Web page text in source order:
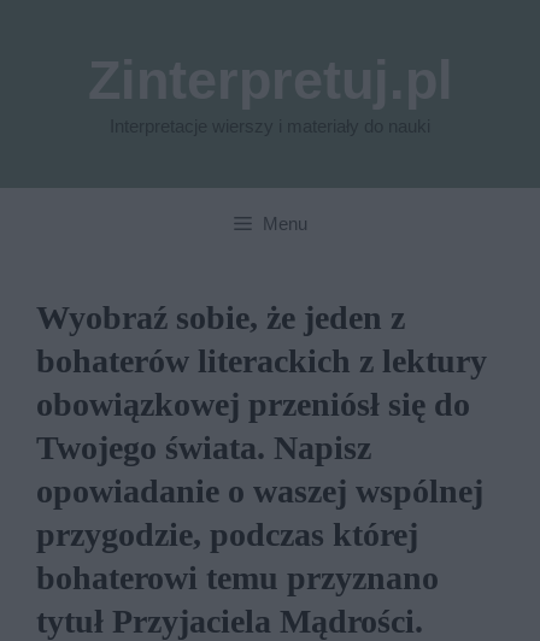
Menu
Wyobraź sobie, że jeden z
bohaterów literackich z lektury
obowiązkowej przeniósł się do
Twojego świata. Napisz
opowiadanie o waszej wspólnej
przygodzie, podczas której
bohaterowi temu przyznano
tytuł Przyjaciela Mądrości.